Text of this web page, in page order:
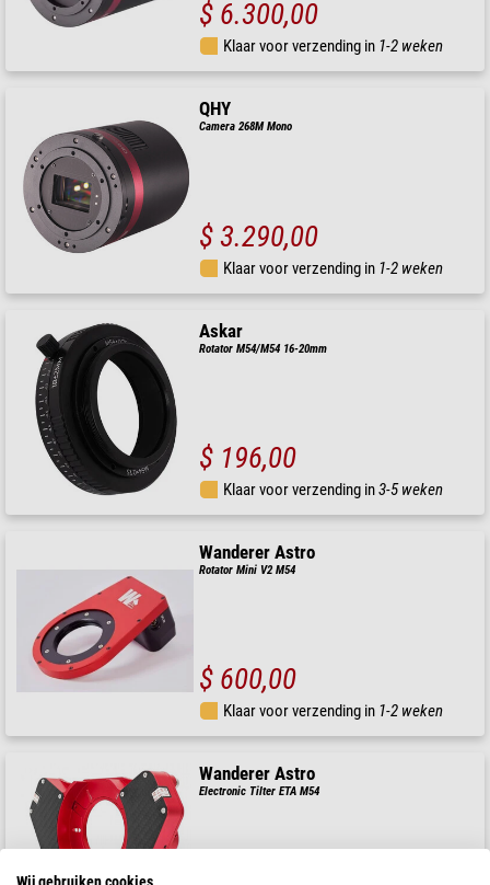
$ 6.300,00
Klaar voor verzending in 1-2 weken
QHY
Camera 268M Mono
$ 3.290,00
Klaar voor verzending in 1-2 weken
Askar
Rotator M54/M54 16-20mm
$ 196,00
Klaar voor verzending in3-5 weken
Wanderer Astro
Rotator Mini V2 M54
$ 600,00
Klaar voor verzending in 1-2 weken
Wanderer Astro
Electronic Tilter ETA M54